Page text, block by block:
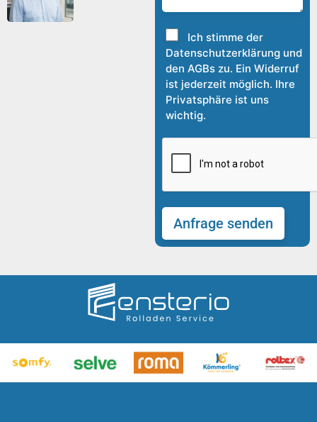
Ich stimme der
Datenschutzerklärung und
den AGBs zu. Ein Widerruf
ist jederzeit möglich. Ihre
Privatsphäre ist uns
wichtig.